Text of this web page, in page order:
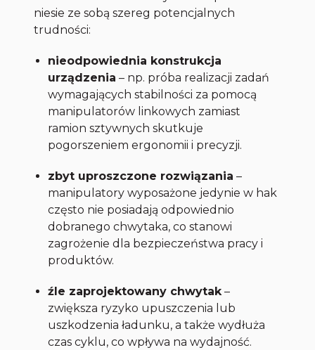
niesie ze sobą szereg potencjalnych
trudności:
nieodpowiednia konstrukcja
urządzenia – np. próba realizacji zadań
wymagających stabilności za pomocą
manipulatorów linkowych zamiast
ramion sztywnych skutkuje
pogorszeniem ergonomii i precyzji.
zbyt uproszczone rozwiązania –
manipulatory wyposażone jedynie w hak
często nie posiadają odpowiednio
dobranego chwytaka, co stanowi
zagrożenie dla bezpieczeństwa pracy i
produktów.
źle zaprojektowany chwytak–
zwiększa ryzyko upuszczenia lub
uszkodzenia ładunku, a także wydłuża
czas cyklu, co wpływa na wydajność.